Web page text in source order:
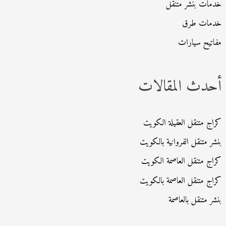
خدمات بنشر متنقل
خدمات طرق
مفاتيح سيارات
أحدث المقالات
كراج متنقل العقيلة الكويت
بنشر متنقل الفروانية بالكويت
كراج متنقل العاصمة الكويت
كراج متنقل العاصمة بالكويت
بنشر متنقل بالعاصمة